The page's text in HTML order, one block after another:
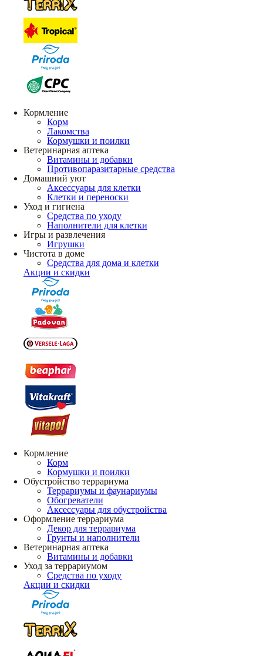
Кормление
Корм
Лакомства
Кормушки и поилки
Ветеринарная аптека
Витамины и добавки
Противопаразитарные средства
Домашний уют
Аксессуары для клетки
Клетки и переноски
Уход и гигиена
Средства по уходу
Наполнители для клетки
Игры и развлечения
Игрушки
Чистота в доме
Средства для дома и клетки
Акции и скидки
Кормление
Корм
Кормушки и поилки
Обустройство террариума
Террариумы и фаунариумы
Обогреватели
Аксессуары для обустройства
Оформление террариума
Декор для террариума
Грунты и наполнители
Ветеринарная аптека
Витамины и добавки
Уход за террариумом
Средства по уходу
Акции и скидки